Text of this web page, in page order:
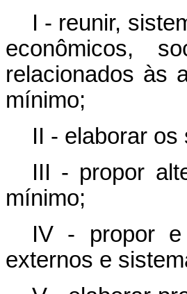
I - reunir,
econômicos,
relacionados às
mínimo;
II - elaborar
III - propor
mínimo;
IV - propor e
externos e